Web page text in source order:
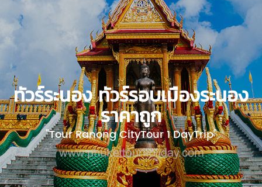
ทัวร์ระนอง ทัวร์รอบเมืองระนอง
ราคาถูก
"Tour Ranong CityTour 1 DayTrip"